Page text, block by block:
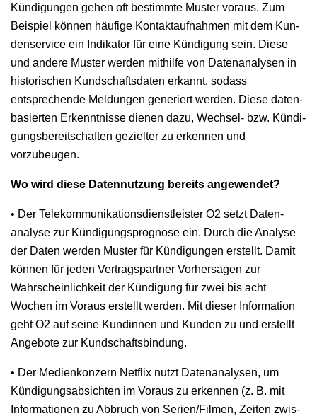
Kündi­gun­gen gehen oft bes­timmte Muster voraus. Zum
Beispiel kön­nen häu­fige Kon­tak­tauf­nah­men mit dem Kun­
denser­vice ein Indika­tor für eine Kündi­gung sein. Diese
und andere Muster wer­den mith­il­fe von Date­n­analy­sen in
his­torischen Kund­schafts­dat­en erkan­nt, sodass
entsprechende Mel­dun­gen gener­iert wer­den. Diese daten­
basierten Erken­nt­nisse dienen dazu, Wech­sel- bzw. Kündi­
gungs­bere­itschaften geziel­ter zu erken­nen und
vorzubeugen.
Wo wird diese Daten­nutzung bere­its angewendet?
• Der Telekom­mu­nika­tions­di­en­stleis­ter O2 set­zt Date­n­
analyse zur Kündi­gung­sprog­nose ein. Durch die Analyse
der Dat­en wer­den Muster für Kündi­gun­gen erstellt. Damit
kön­nen für jeden Ver­tragspart­ner Vorher­sagen zur
Wahrschein­lichkeit der Kündi­gung für zwei bis acht
Wochen im Voraus erstellt wer­den. Mit dieser Infor­ma­tion
geht O2 auf seine Kundin­nen und Kun­den zu und erstellt
Ange­bote zur Kundschaftsbindung.
• Der Medi­enkonz­ern Net­flix nutzt Date­n­analy­sen, um
Kündi­gungsab­sicht­en im Voraus zu erken­nen (z. B. mit
Infor­ma­tio­nen zu Abbruch von Serien/Filmen, Zeit­en zwis­